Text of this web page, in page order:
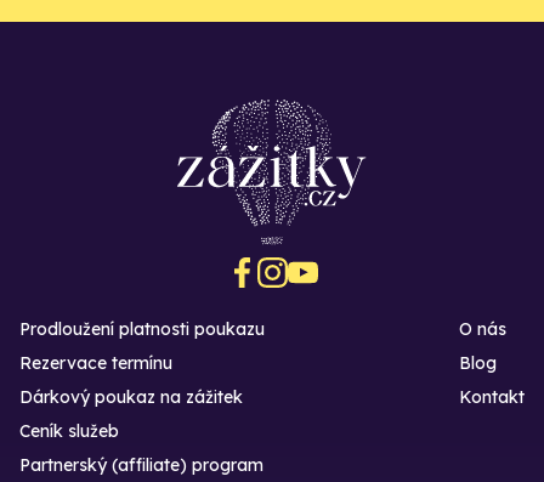
Prodloužení platnosti poukazu
Rezervace termínu
Dárkový poukaz na zážitek
O nás
Blog
Kontakt
Ceník služeb
Partnerský (affiliate) program